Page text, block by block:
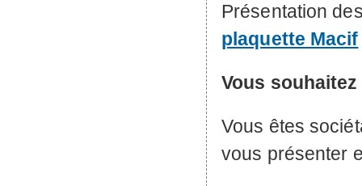
Présentation
plaquette Macif
Vous
Vous êtes
vous présenter